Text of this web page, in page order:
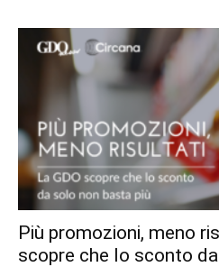
Più promozioni, meno
scopre che lo sconto